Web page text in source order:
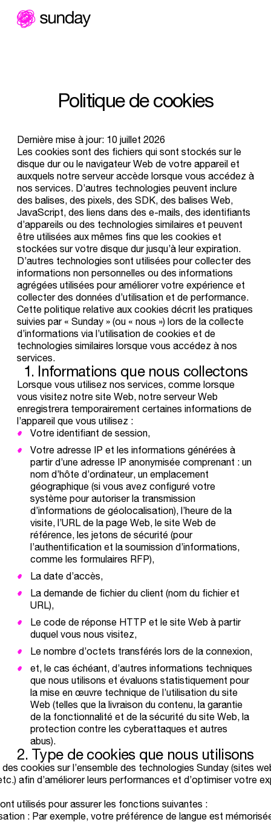
contenu
Politique de cookies
Dernière mise à jour: 10 juillet 2026
Les cookies sont des fichiers qui sont stockés sur le
disque dur ou le navigateur Web de votre appareil et
auxquels notre serveur accède lorsque vous accédez à
nos services. D’autres technologies peuvent inclure
des balises, des pixels, des SDK, des balises Web,
JavaScript, des liens dans des e-mails, des identifiants
d’appareils ou des technologies similaires et peuvent
être utilisées aux mêmes fins que les cookies et
stockées sur votre disque dur jusqu’à leur expiration.
D’autres technologies sont utilisées pour collecter des
informations non personnelles ou des informations
agrégées utilisées pour améliorer votre expérience et
collecter des données d’utilisation et de performance.
Cette politique relative aux cookies décrit les pratiques
suivies par « Sunday » (ou « nous ») lors de la collecte
d’informations via l’utilisation de cookies et de
technologies similaires lorsque vous accédez à nos
services.
1. Informations que nous collectons
Lorsque vous utilisez nos services, comme lorsque
vous visitez notre site Web, notre serveur Web
enregistrera temporairement certaines informations de
l’appareil que vous utilisez :
Votre identifiant de session,
Votre adresse IP et les informations générées à
partir d’une adresse IP anonymisée comprenant : un
nom d’hôte d’ordinateur, un emplacement
géographique (si vous avez configuré votre
système pour autoriser la transmission
d’informations de géolocalisation), l’heure de la
visite, l’URL de la page Web, le site Web de
référence, les jetons de sécurité (pour
l’authentification et la soumission d’informations,
comme les formulaires RFP),
La date d’accès,
La demande de fichier du client (nom du fichier et
URL),
Le code de réponse HTTP et le site Web à partir
duquel vous nous visitez,
Le nombre d’octets transférés lors de la connexion,
et, le cas échéant, d’autres informations techniques
que nous utilisons et évaluons statistiquement pour
la mise en œuvre technique de l’utilisation du site
Web (telles que la livraison du contenu, la garantie
de la fonctionnalité et de la sécurité du site Web, la
protection contre les cyberattaques et autres
abus).
2. Type de cookies que nous utilisons
cookies sur l’ensemble des technologies Sunday (sites
afin d’améliorer leurs performances et d’optimiser votre
utilisés pour assurer les fonctions suivantes :
: Par exemple, votre préférence de langue est